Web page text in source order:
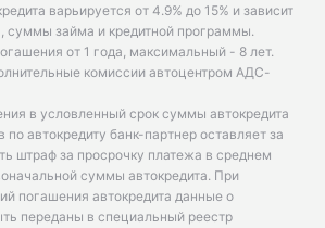
варьируется от 4.9% до 15% и зависит
суммы займа и кредитной программы.
от 1 года, максимальный - 8 лет.
комиссии автоцентром АДС-
в условленный срок суммы автокредита
автокредиту банк-партнер оставляет за
штраф за просрочку платежа в среднем
суммы автокредита. При
погашения автокредита данные о
переданы в специальный реестр